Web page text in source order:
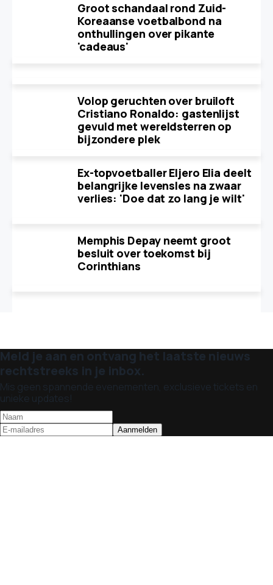
Groot schandaal rond Zuid-
Koreaanse voetbalbond na
onthullingen over pikante
'cadeaus'
Volop geruchten over bruiloft
Cristiano Ronaldo: gastenlijst
gevuld met wereldsterren op
bijzondere plek
Ex-topvoetballer Eljero Elia deelt
belangrijke levensles na zwaar
verlies: 'Doe dat zo lang je wilt'
Memphis Depay neemt groot
besluit over toekomst bij
Corinthians
Meld je aan en ontvang het laatste nieuws
rechtstreeks in je inbox.
Mis geen spannende evenementen, exclusieve tickets en
unieke updates!